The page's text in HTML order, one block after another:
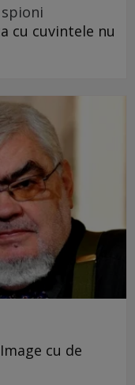
cu cuvintele nu
cu de